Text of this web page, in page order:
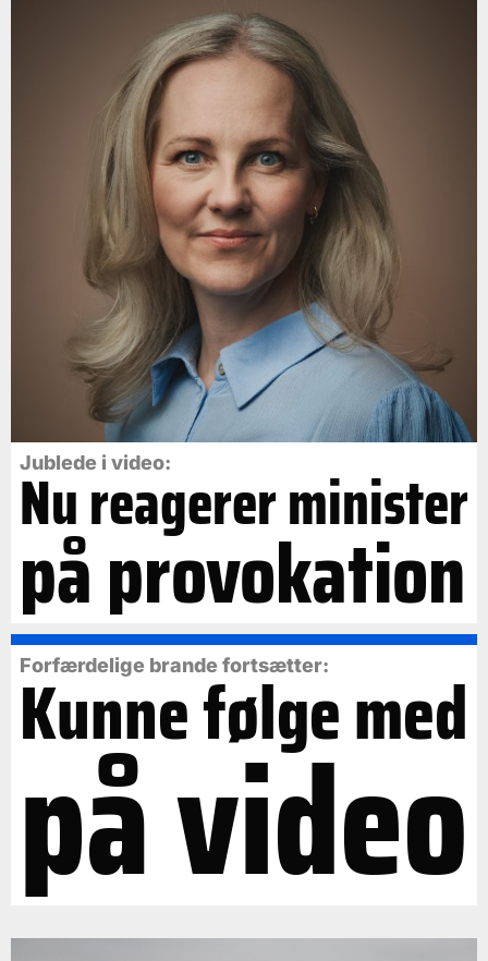
Jublede i video:
Nu reagerer minister
på provokation
Forfærdelige brande fortsætter:
Kunne følge med
på video